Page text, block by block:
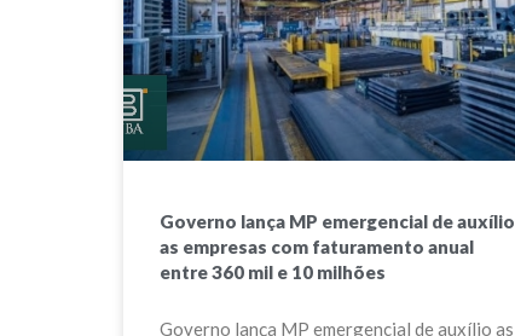
Governo lança MP emergencial de auxílio
as empresas com faturamento anual
entre 360 mil e 10 milhões
Governo lança MP emergencial de auxílio as